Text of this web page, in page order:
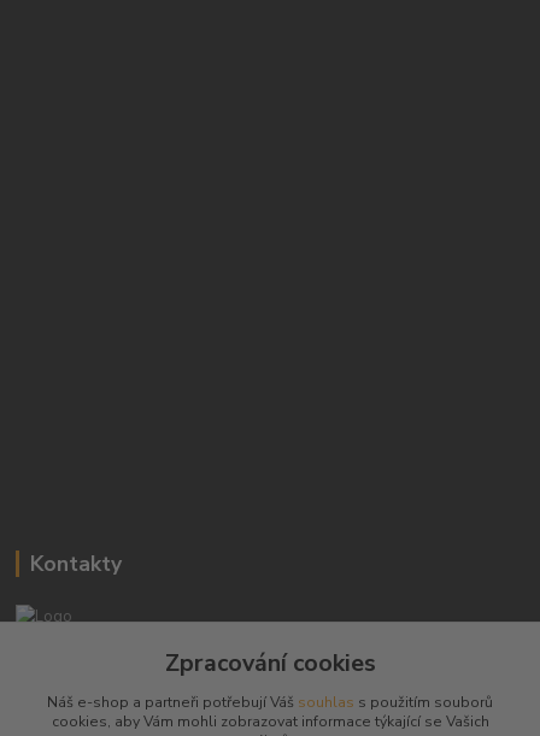
Kontakty
+420 603794370
zbranenaboje@seznam.cz
Zpracování cookies
Náš e-shop a partneři potřebují Váš souhlas s použitím souborů
cookies, aby Vám mohli zobrazovat informace týkající se Vašich